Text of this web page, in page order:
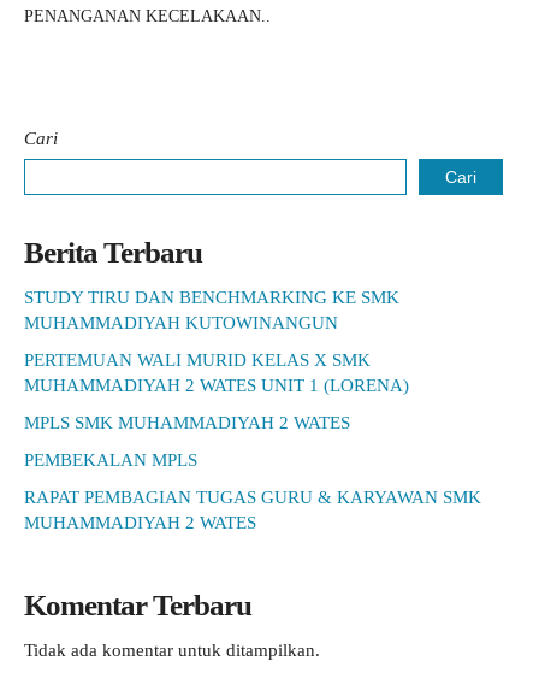
PENANGANAN KECELAKAAN..
Cari
Cari
Berita Terbaru
STUDY TIRU DAN BENCHMARKING KE SMK
MUHAMMADIYAH KUTOWINANGUN
PERTEMUAN WALI MURID KELAS X SMK
MUHAMMADIYAH 2 WATES UNIT 1 (LORENA)
MPLS SMK MUHAMMADIYAH 2 WATES
PEMBEKALAN MPLS
RAPAT PEMBAGIAN TUGAS GURU & KARYAWAN SMK
MUHAMMADIYAH 2 WATES
Komentar Terbaru
Tidak ada komentar untuk ditampilkan.